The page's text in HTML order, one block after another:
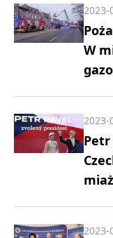
W
2023-
2023-
2023-